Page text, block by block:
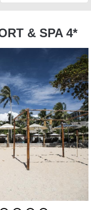
& SPA 4*